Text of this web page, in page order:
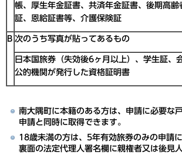
帳、厚生年金証書、共済年金証書、後期高齢
証、恩給証書等、介護保険証
B 次のうち写真が貼ってあるもの
日本国旅券（失効後6ヶ月以上）、学生証、
公的機関が発行した資格証明書
南大隅町に本籍のある方は、申請に必要な
申請と同時に取得できます。
18歳未満の方は、5年有効旅券のみの申請
裏面の法定代理人署名欄に親権者又は後見